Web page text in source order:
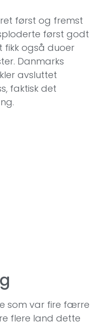
først og fremst
først godt
fikk også duoer
Danmarks
avsluttet
faktisk det
som var fire færre
flere land dette